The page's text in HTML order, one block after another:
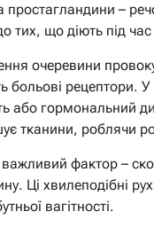
простагландини –
тих, що діють під
очеревини
больові рецептори.
або гормональний
тканини, роблячи
фактор –
Ці хвилеподібні
вагітності.